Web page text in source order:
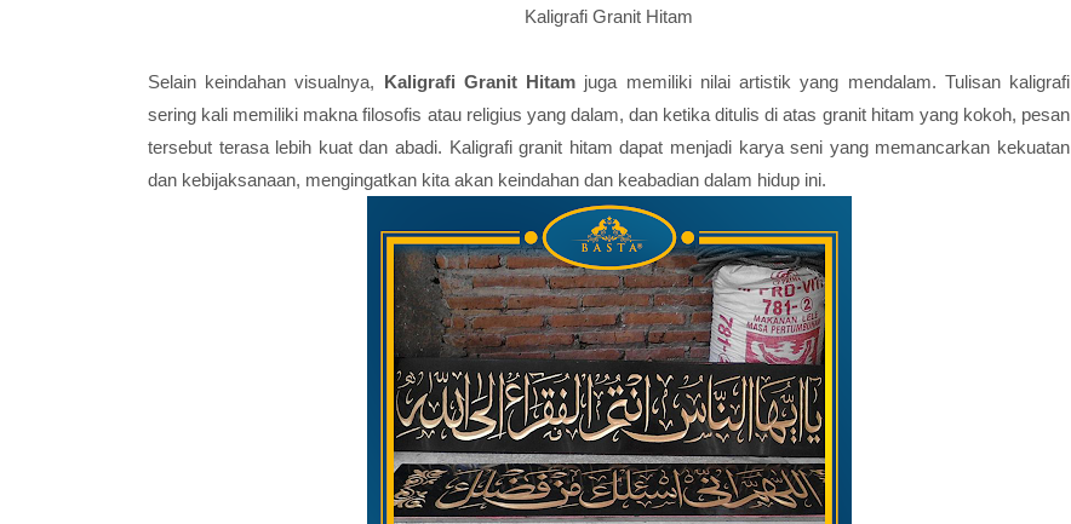
Kaligrafi Granit Hitam
Selain keindahan visualnya, Kaligrafi Granit Hitam juga memiliki nilai artistik yang mendalam. Tulisan kaligrafi
sering kali memiliki makna filosofis atau religius yang dalam, dan ketika ditulis di atas granit hitam yang kokoh, pesan
tersebut terasa lebih kuat dan abadi. Kaligrafi granit hitam dapat menjadi karya seni yang memancarkan kekuatan
dan kebijaksanaan, mengingatkan kita akan keindahan dan keabadian dalam hidup ini.